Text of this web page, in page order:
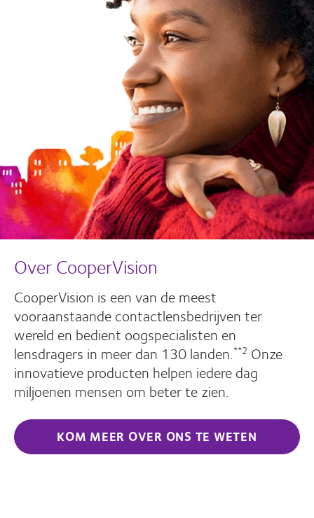
Over CooperVision
CooperVision is een van de meest
vooraanstaande contactlensbedrijven ter
wereld en bedient oogspecialisten en
lensdragers in meer dan 130 landen.**2 Onze
innovatieve producten helpen iedere dag
miljoenen mensen om beter te zien.
KOM MEER OVER ONS TE WETEN